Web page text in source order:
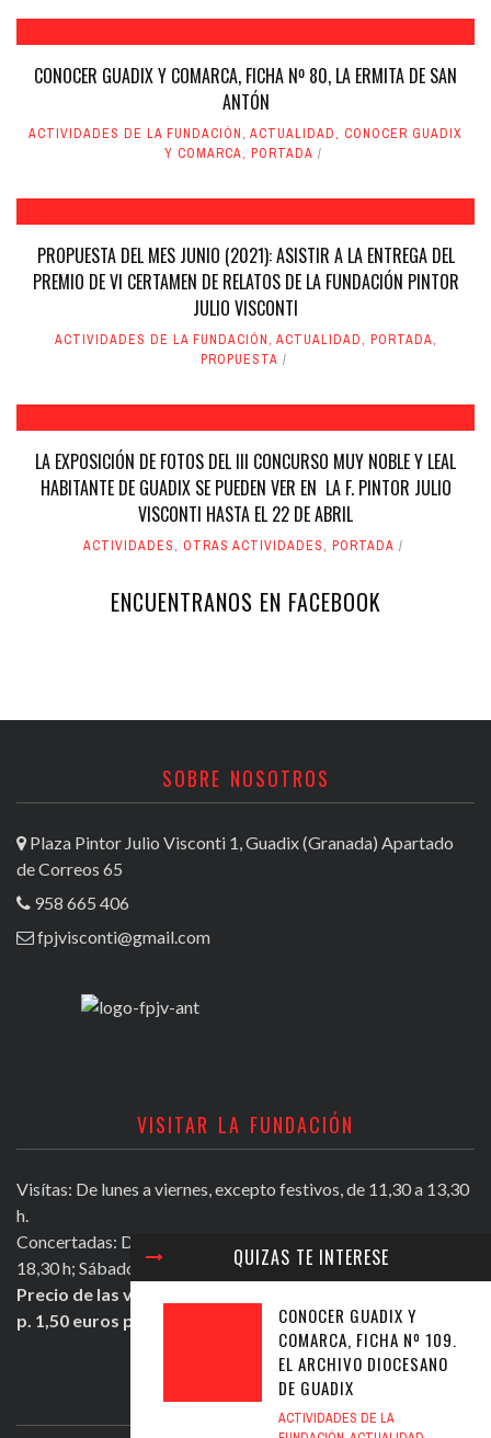
CONOCER GUADIX Y COMARCA, FICHA Nº 80, LA ERMITA DE SAN
ANTÓN
ACTIVIDADES DE LA FUNDACIÓN, ACTUALIDAD, CONOCER GUADIX
Y COMARCA, PORTADA
PROPUESTA DEL MES JUNIO (2021): ASISTIR A LA ENTREGA DEL
PREMIO DE VI CERTAMEN DE RELATOS DE LA FUNDACIÓN PINTOR
JULIO VISCONTI
ACTIVIDADES DE LA FUNDACIÓN, ACTUALIDAD, PORTADA,
PROPUESTA
LA EXPOSICIÓN DE FOTOS DEL III CONCURSO MUY NOBLE Y LEAL
HABITANTE DE GUADIX SE PUEDEN VER EN LA F. PINTOR JULIO
VISCONTI HASTA EL 22 DE ABRIL
ACTIVIDADES, OTRAS ACTIVIDADES, PORTADA
QUIZAS TE INTERESE
CONOCER GUADIX Y
COMARCA, FICHA Nº 109.
EL ARCHIVO DIOCESANO
DE GUADIX
ACTIVIDADES DE LA
ENCUENTRANOS EN FACEBOOK
SOBRE NOSOTROS
Plaza Pintor Julio Visconti 1, Guadix (Granada) Apartado
de Correos 65
958 665 406
fpjvisconti@gmail.com
VISITAR LA FUNDACIÓN
Visítas: De lunes a viernes, excepto festivos, de 11,30 a 13,30
h.
Concertadas: De lunes a viernes excepto festivos, de 16,30 a
18,30 h; Sábados mañana de 11,30 a 13,30 h.
Precio de las visitas: Individual 2 euros. Grupos + de 10
p. 1,50 euros persona.
ULTIMOS TWEETS